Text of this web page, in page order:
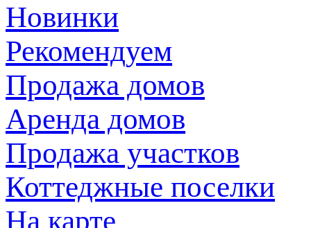
Новинки
Рекомендуем
Продажа домов
Аренда домов
Продажа участков
Коттеджные поселки
На карте